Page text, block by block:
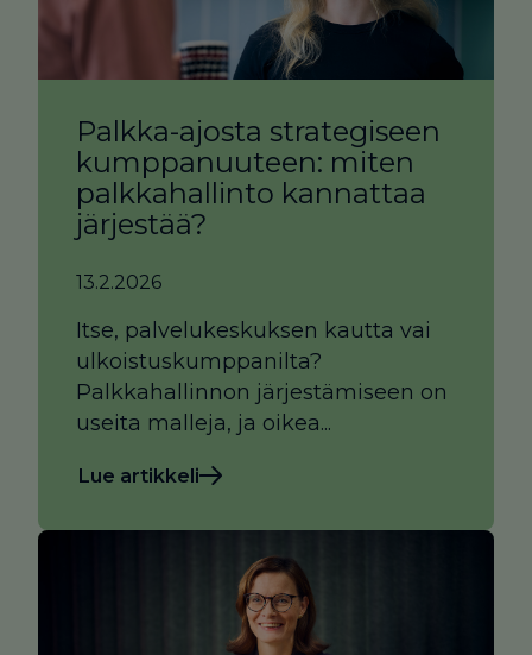
Palkka-ajosta strategiseen
kumppanuuteen: miten
palkkahallinto kannattaa
järjestää?
13.2.2026
Itse, palvelukeskuksen kautta vai
ulkoistuskumppanilta?
Palkkahallinnon järjestämiseen on
useita malleja, ja oikea...
Lue artikkeli